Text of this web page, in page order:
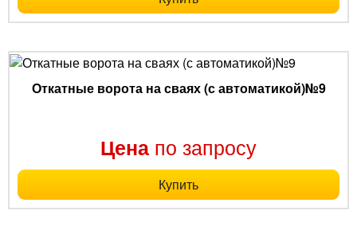
Откатные ворота на сваях (с автоматикой)№9
Цена по запросу
Купить